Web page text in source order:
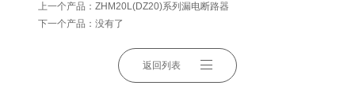
上一个产品：ZHM20L(DZ20)系列漏电断路器
下一个产品：没有了
返回列表